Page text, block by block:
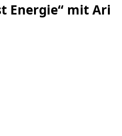
Energie“ mit Ari